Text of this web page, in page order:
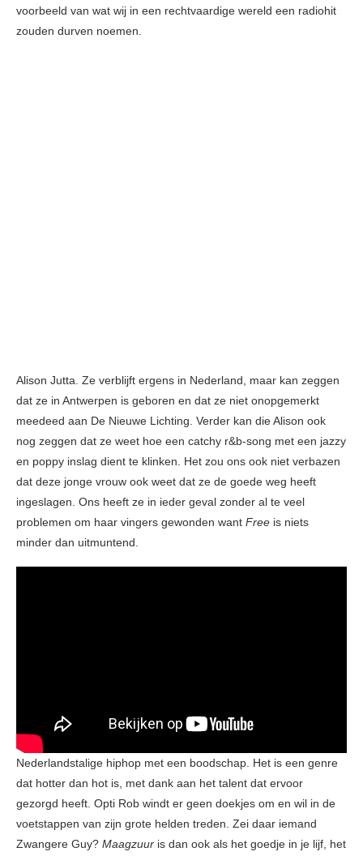
voorbeeld van wat wij in een rechtvaardige wereld een radiohit
zouden durven noemen.
Alison Jutta. Ze verblijft ergens in Nederland, maar kan zeggen
dat ze in Antwerpen is geboren en dat ze niet onopgemerkt
meedeed aan De Nieuwe Lichting. Verder kan die Alison ook
nog zeggen dat ze weet hoe een catchy r&b-song met een jazzy
en poppy inslag dient te klinken. Het zou ons ook niet verbazen
dat deze jonge vrouw ook weet dat ze de goede weg heeft
ingeslagen. Ons heeft ze in ieder geval zonder al te veel
problemen om haar vingers gewonden want Free is niets
minder dan uitmuntend.
Nederlandstalige hiphop met een boodschap. Het is een genre
dat hotter dan hot is, met dank aan het talent dat ervoor
gezorgd heeft. Opti Rob windt er geen doekjes om en wil in de
voetstappen van zijn grote helden treden. Zei daar iemand
Zwangere Guy? Maagzuur is dan ook als het goedje in je lijf, het